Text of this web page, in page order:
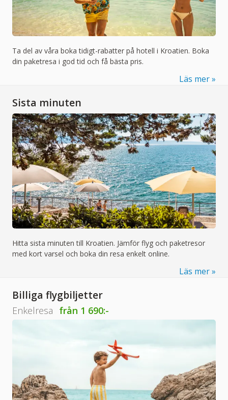
Ta del av våra boka tidigt-rabatter på hotell i Kroatien. Boka
din paketresa i god tid och få bästa pris.
Läs mer
Sista minuten
Hitta sista minuten till Kroatien. Jämför flyg och paketresor
med kort varsel och boka din resa enkelt online.
Läs mer
Billiga flygbiljetter
Enkelresa från 1 690:-